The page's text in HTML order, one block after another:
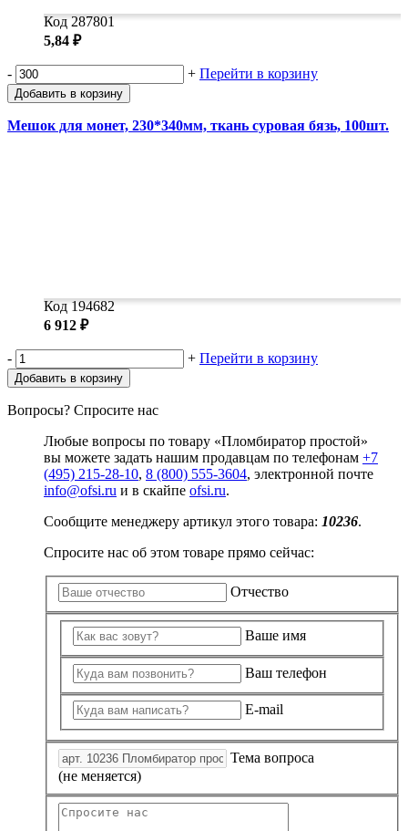
Код 287801
5,84 ₽
- + Перейти в корзину
Добавить в корзину
Мешок для монет, 230*340мм, ткань суровая бязь, 100шт.
Код 194682
6 912 ₽
- + Перейти в корзину
Добавить в корзину
Вопросы? Спросите нас
Любые вопросы по товару «Пломбиратор простой»
вы можете задать нашим продавцам по телефонам +7
(495) 215-28-10, 8 (800) 555-3604, электронной почте
info@ofsi.ru и в скайпе ofsi.ru.
Сообщите менеджеру артикул этого товара: 10236.
Спросите нас об этом товаре прямо сейчас:
Отчество
Ваше имя
Ваш телефон
E-mail
Тема вопроса
(не меняется)